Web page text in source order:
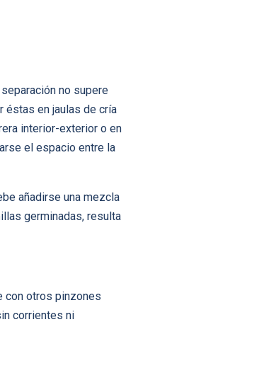
no supere
éstas en jaulas de cría
interior-exterior o en
el espacio entre la
añadirse una mezcla
germinadas, resulta
con otros pinzones
corrientes ni